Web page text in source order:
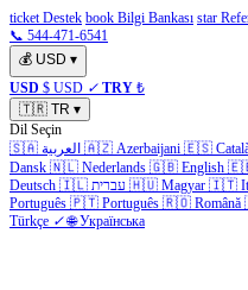
ticket Destek book Bilgi Bankası star
📞 544-471-6541
💰 USD ▾
USD $ USD ✓ TRY ₺
🇹🇷 TR ▾
Dil Seçin
🇸🇦 العربية 🇦🇿 Azerbaijani 🇪🇸
Dansk 🇳🇱 Nederlands 🇬🇧 English
Deutsch 🇮🇱 עברית 🇭🇺 Magyar 🇮🇹
Português 🇵🇹 Português 🇷🇴 Română
Türkçe ✓ 🌐 Українська